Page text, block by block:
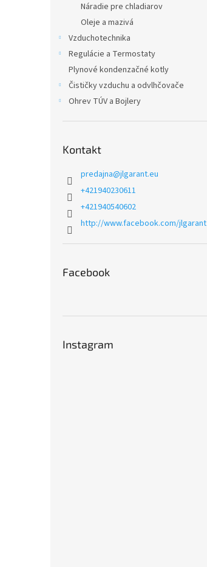
Náradie pre chladiarov
Oleje a mazivá
Vzduchotechnika
Regulácie a Termostaty
Plynové kondenzačné kotly
Čističky vzduchu a odvlhčovače
Ohrev TÚV a Bojlery
Kontakt
predajna@jlgarant.eu
+421940230611
+421940540602
http://www.facebook.com/jlgarant
Facebook
Instagram